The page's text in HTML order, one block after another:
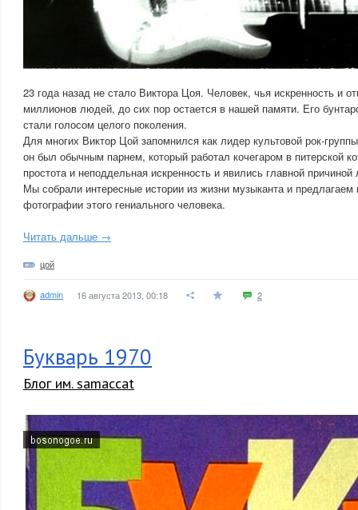
23 года назад не стало Виктора Цоя. Человек, чья искренность и
миллионов людей, до сих пор остается в нашей памяти. Его
стали голосом целого поколения.
Для многих Виктор Цой запомнился как лидер культовой рок-
он был обычным парнем, который работал кочегаром в питерской
простота и неподдельная искренность и явились главной
Мы собрали интересные истории из жизни музыканта и предлагаем
фотографии этого гениального человека.
Читать дальше →
цой
admin 16 августа 2013, 00:18 2
Букварь 1970
Блог им. samaccat